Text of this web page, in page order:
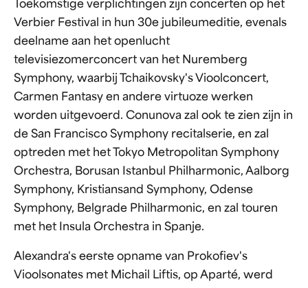
Toekomstige verplichtingen zijn concerten op het
Verbier Festival in hun 30e jubileumeditie, evenals
deelname aan het openlucht
televisiezomerconcert van het Nuremberg
Symphony, waarbij Tchaikovsky's Vioolconcert,
Carmen Fantasy en andere virtuoze werken
worden uitgevoerd. Conunova zal ook te zien zijn in
de San Francisco Symphony recitalserie, en zal
optreden met het Tokyo Metropolitan Symphony
Orchestra, Borusan Istanbul Philharmonic, Aalborg
Symphony, Kristiansand Symphony, Odense
Symphony, Belgrade Philharmonic, en zal touren
met het Insula Orchestra in Spanje.
Alexandra's eerste opname van Prokofiev's
Vioolsonates met Michail Liftis, op Aparté, werd